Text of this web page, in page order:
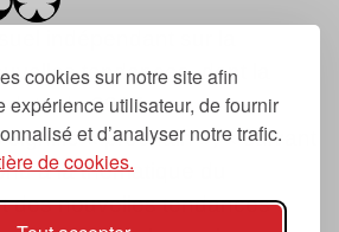
cookies sur notre site afin
expérience utilisateur, de fournir
et d’analyser notre trafic.
de cookies.
indépendant sur la
tendances, dont la
date de 2007.
« prochain », « suivant
à la thématique du
des nouvelles tendances